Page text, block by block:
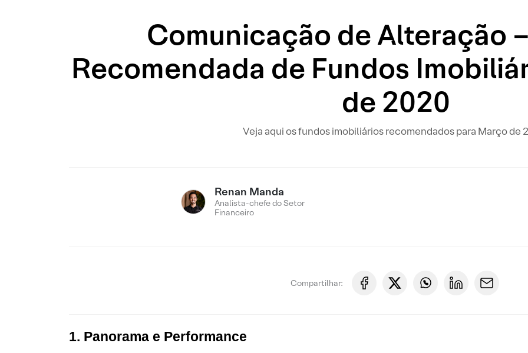
Comunicação de Alteração
Recomendada de Fundos
de 2020
Veja aqui os fundos imobiliários recomendados para Março de
Renan Manda
Analista-chefe do Setor
Financeiro
Compartilhar:
1. Panorama e Performance